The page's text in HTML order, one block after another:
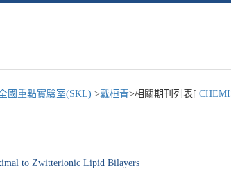
國重點實驗室(SKL) >戴桓青>相關期刊列表[
to Zwitterionic Lipid Bilayers